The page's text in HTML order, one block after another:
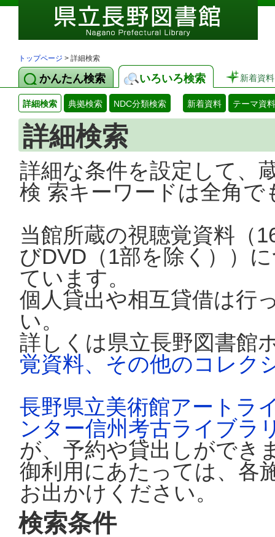
トップページ > 詳細検索
かんたん検索 いろいろ検索 新着資料
詳細検索 典拠検索 NDC分類検索 新着資料 テーマ資料
詳細検索
詳細な条件を設定して、
検 索キーワードは全角
当館所蔵の視聴覚資料（
びDVD（1部を除く））
ています。
個人貸出や相互貸借は行
い。
詳しくは県立長野図書館
覚資料、その他のコレク
長野県立美術館アートラ
ンター信州考古ライブラ
が、予約や貸出しができ
御利用にあたっては、各
お出かけください。
検索条件